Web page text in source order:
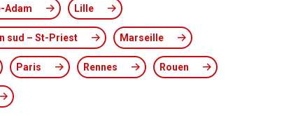
Adam Lille
sud – St-Priest Marseille
Paris Rennes Rouen